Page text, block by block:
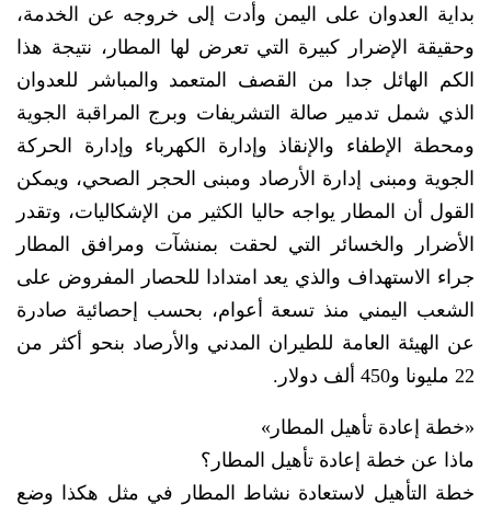
بداية العدوان على اليمن وأدت إلى خروجه عن الخدمة،
وحقيقة الإضرار كبيرة التي تعرض لها المطار، نتيجة هذا
الكم الهائل جدا من القصف المتعمد والمباشر للعدوان
الذي شمل تدمير صالة التشريفات وبرج المراقبة الجوية
ومحطة الإطفاء والإنقاذ وإدارة الكهرباء وإدارة الحركة
الجوية ومبنى إدارة الأرصاد ومبنى الحجر الصحي، ويمكن
القول أن المطار يواجه حاليا الكثير من الإشكاليات، وتقدر
الأضرار والخسائر التي لحقت بمنشآت ومرافق المطار
جراء الاستهداف والذي يعد امتدادا للحصار المفروض على
الشعب اليمني منذ تسعة أعوام، بحسب إحصائية صادرة
عن الهيئة العامة للطيران المدني والأرصاد بنحو أكثر من
22 مليونا و450 ألف دولار.
«خطة إعادة تأهيل المطار»
ماذا عن خطة إعادة تأهيل المطار؟
خطة التأهيل لاستعادة نشاط المطار في مثل هكذا وضع